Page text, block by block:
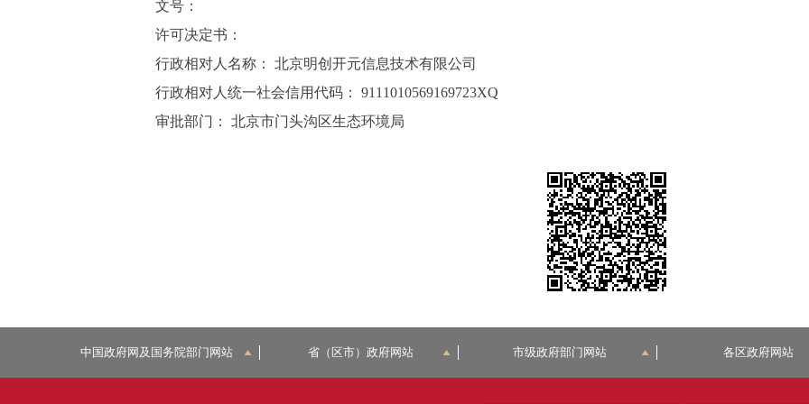
文号：
许可决定书：
行政相对人名称： 北京明创开元信息技术有限公司
行政相对人统一社会信用代码： 9111010569169723XQ
审批部门： 北京市门头沟区生态环境局
中国政府网及国务院部门网站 省（区市）政府网站 市级政府部门网站 各区政府网站